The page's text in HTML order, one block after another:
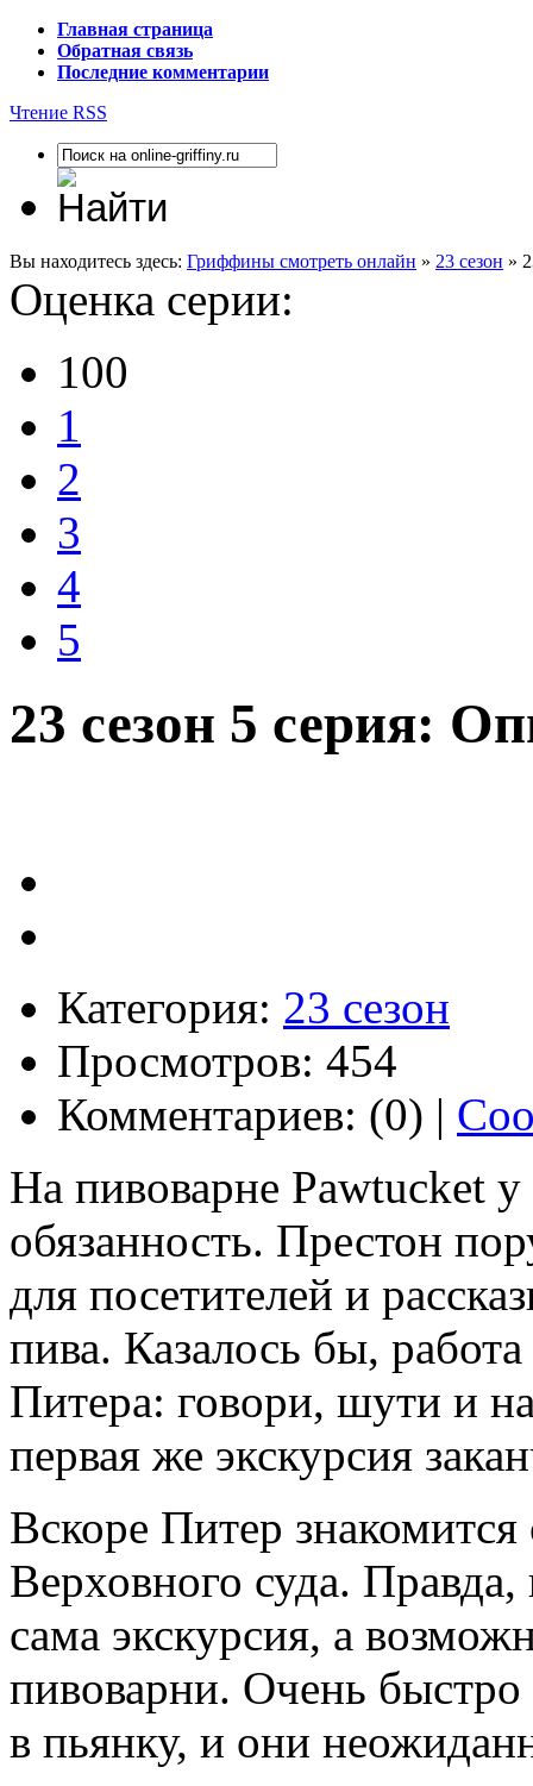
Главная страница
Обратная связь
Последние комментарии
Чтение RSS
Вы находитесь здесь: Гриффины смотреть онлайн » 23 сезон »
Оценка серии:
100
1
2
3
4
5
23 сезон 5 серия:
Категория: 23 сезон
Просмотров: 454
Комментариев: (0) |
На пивоварне Pawtucket у
обязанность. Престон
для посетителей и
пива. Казалось бы,
Питера: говори, шути и
первая же экскурсия
Вскоре Питер
Верховного суда. Правда,
сама экскурсия, а
пивоварни. Очень быстро
в пьянку, и они